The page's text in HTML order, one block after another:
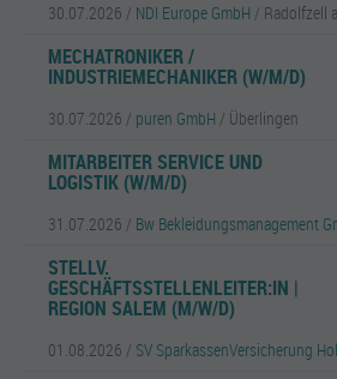
30.07.2026 / NDI Europe GmbH / Radolfzell
MECHATRONIKER /
INDUSTRIEMECHANIKER (W/M/D)
30.07.2026 / puren GmbH / Überlingen
MITARBEITER SERVICE UND
LOGISTIK (W/M/D)
31.07.2026 / Bw Bekleidungsmanagement
STELLV.
GESCHÄFTSSTELLENLEITER:IN |
REGION SALEM (M/W/D)
01.08.2026 / SV SparkassenVersicherung